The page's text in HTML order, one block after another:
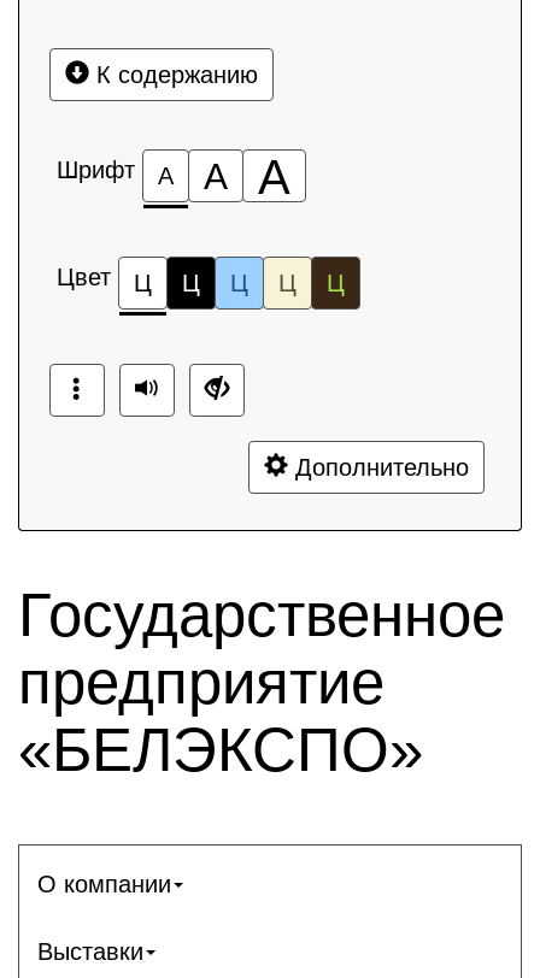
К содержанию
Шрифт А А А
Цвет Ц Ц Ц Ц Ц
Дополнительно
Государственное
предприятие
«БЕЛЭКСПО»
О компании
Выставки